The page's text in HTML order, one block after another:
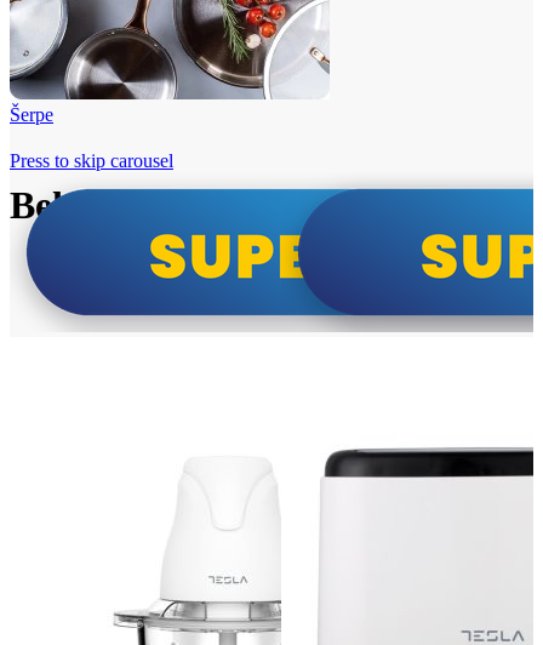
Šerpe
Beko i Tesla super cene
Press to skip carousel